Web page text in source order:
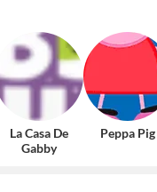
La Casa De
Gabby
Peppa Pig